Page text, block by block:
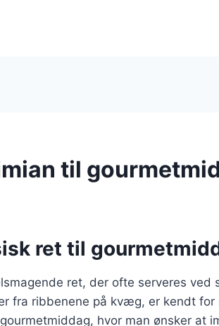
til
ret til
ret, der ofte serveres ved
fra ribbenene på kvæg, er kendt for
hvor man ønsker at